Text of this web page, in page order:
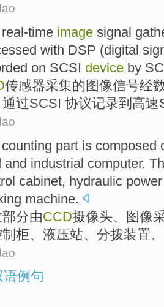
real-time image signal
with DSP (digital
on SCSI device by
传感器采集的 图像信号经
通过SCSI 协议记录到 高速
part is composed
and industrial computer.
cabinet, hydraulic power
machine.
部分由CCD摄像头、 图像
柜、 液压站、 分拨装置
例句